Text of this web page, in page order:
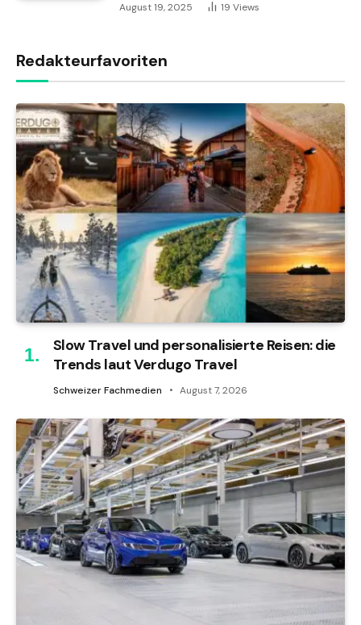
August 19, 2025 19 Views
Redakteurfavoriten
Slow Travel und personalisierte Reisen: die
Trends laut Verdugo Travel
Schweizer Fachmedien August 7, 2026